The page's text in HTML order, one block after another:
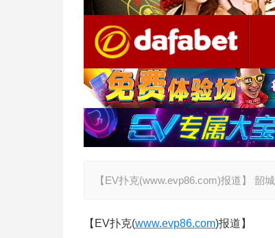
【EV扑克(www.evp86.com)报道】
【EV扑克(www.evp86.com)报道】